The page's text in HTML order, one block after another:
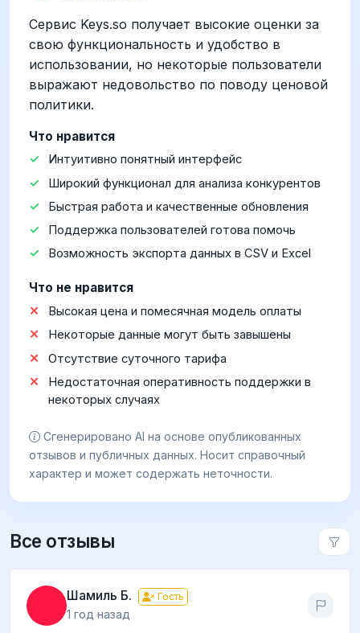
Сервис Keys.so получает высокие оценки за
свою функциональность и удобство в
использовании, но некоторые пользователи
выражают недовольство по поводу ценовой
политики.
Что нравится
Интуитивно понятный интерфейс
Широкий функционал для анализа конкурентов
Быстрая работа и качественные обновления
Поддержка пользователей готова помочь
Возможность экспорта данных в CSV и Excel
Что не нравится
Высокая цена и помесячная модель оплаты
Некоторые данные могут быть завышены
Отсутствие суточного тарифа
Недостаточная оперативность поддержки в
некоторых случаях
Сгенерировано AI на основе опубликованных
отзывов и публичных данных. Носит справочный
характер и может содержать неточности.
Все отзывы
Шамиль Б. Гость
1 год назад